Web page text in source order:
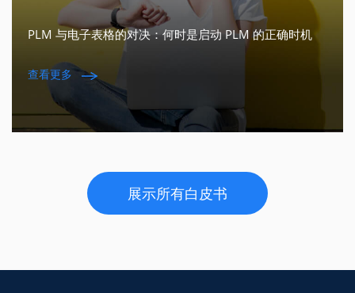
PLM 与电子表格的对决：何时是启动 PLM 的正确时机
查看更多
展示所有白皮书